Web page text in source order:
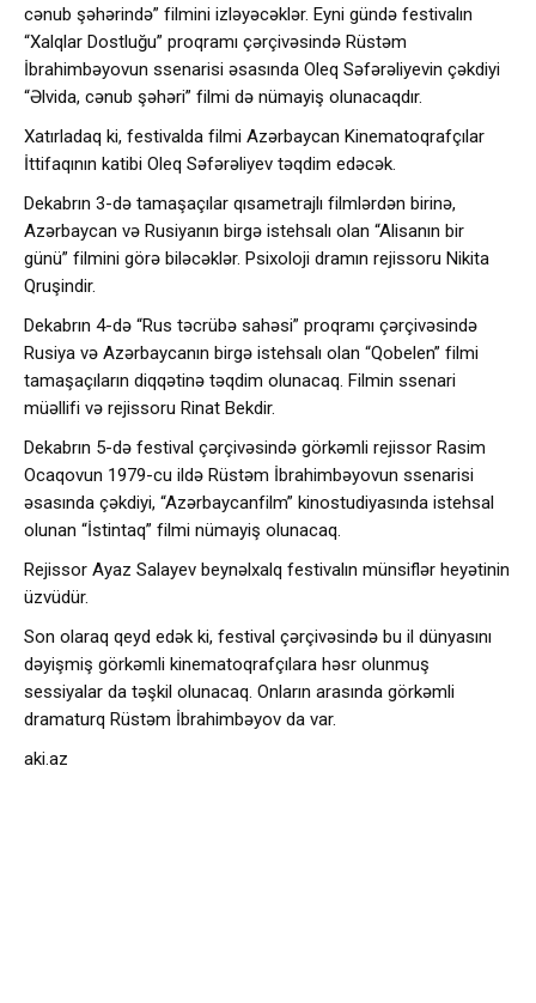
cənub şəhərində” filmini izləyəcəklər. Eyni gündə festivalın
“Xalqlar Dostluğu” proqramı çərçivəsində Rüstəm
İbrahimbəyovun ssenarisi əsasında Oleq Səfərəliyevin çəkdiyi
“Əlvida, cənub şəhəri” filmi də nümayiş olunacaqdır.
Xatırladaq ki, festivalda filmi Azərbaycan Kinematoqrafçılar
İttifaqının katibi Oleq Səfərəliyev təqdim edəcək.
Dekabrın 3-də tamaşaçılar qısametrajlı filmlərdən birinə,
Azərbaycan və Rusiyanın birgə istehsalı olan “Alisanın bir
günü” filmini görə biləcəklər. Psixoloji dramın rejissoru Nikita
Qruşindir.
Dekabrın 4-də “Rus təcrübə sahəsi” proqramı çərçivəsində
Rusiya və Azərbaycanın birgə istehsalı olan “Qobelen” filmi
tamaşaçıların diqqətinə təqdim olunacaq. Filmin ssenari
müəllifi və rejissoru Rinat Bekdir.
Dekabrın 5-də festival çərçivəsində görkəmli rejissor Rasim
Ocaqovun 1979-cu ildə Rüstəm İbrahimbəyovun ssenarisi
əsasında çəkdiyi, “Azərbaycanfilm” kinostudiyasında istehsal
olunan “İstintaq” filmi nümayiş olunacaq.
Rejissor Ayaz Salayev beynəlxalq festivalın münsiflər heyətinin
üzvüdür.
Son olaraq qeyd edək ki, festival çərçivəsində bu il dünyasını
dəyişmiş görkəmli kinematoqrafçılara həsr olunmuş
sessiyalar da təşkil olunacaq. Onların arasında görkəmli
dramaturq Rüstəm İbrahimbəyov da var.
aki.az